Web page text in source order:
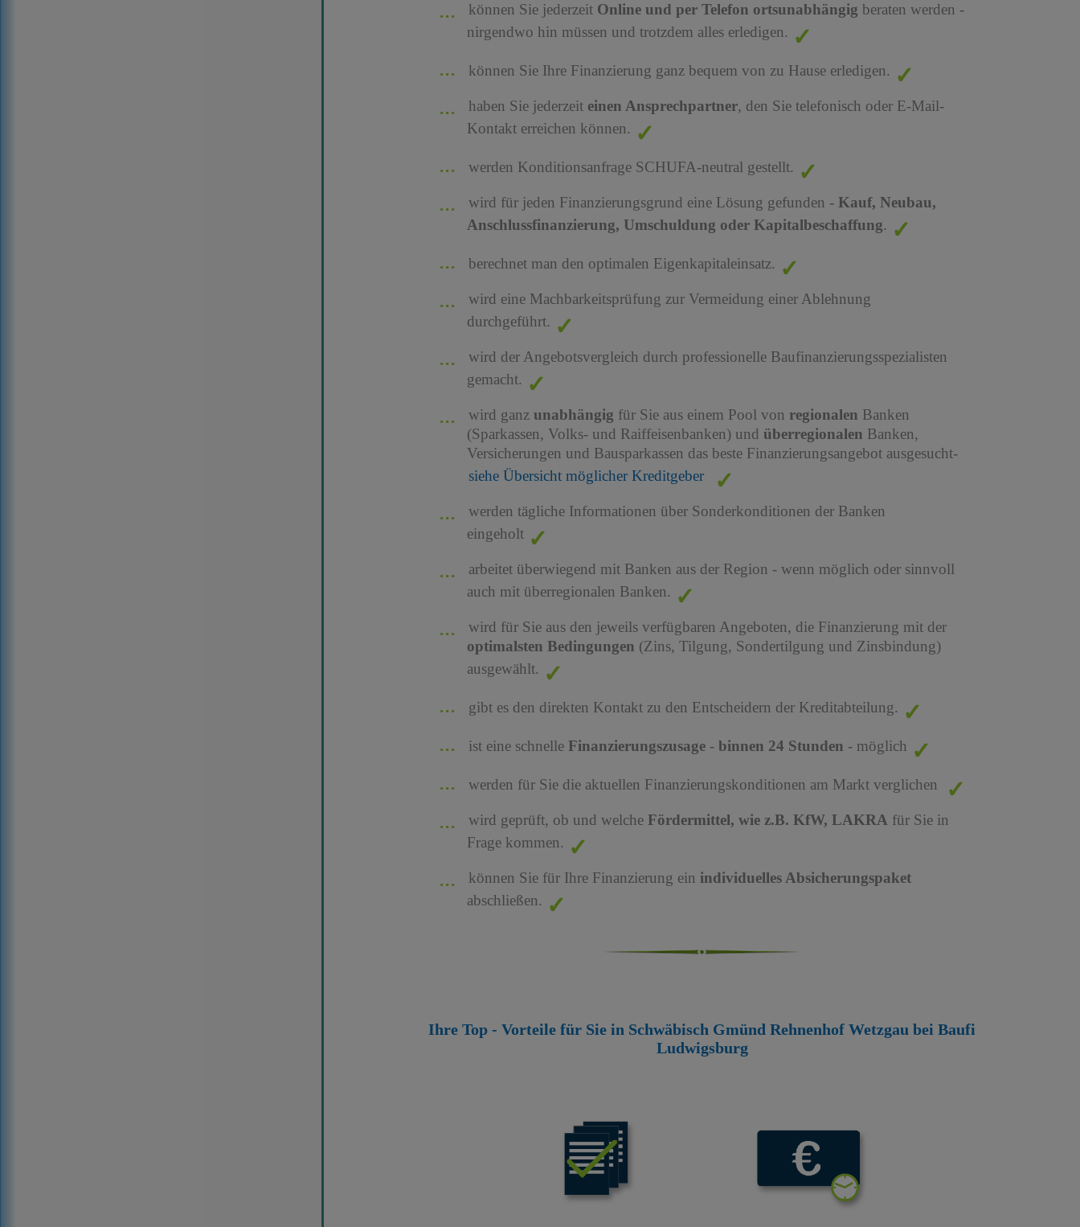
können Sie jederzeit Online und per Telefon ortsunabhängig beraten werden -
nirgendwo hin müssen und trotzdem alles erledigen.
können Sie Ihre Finanzierung ganz bequem von zu Hause erledigen.
haben Sie jederzeit einen Ansprechpartner, den Sie telefonisch oder E-Mail-
Kontakt erreichen können.
werden Konditionsanfrage SCHUFA-neutral gestellt.
wird für jeden Finanzierungsgrund eine Lösung gefunden - Kauf, Neubau,
Anschlussfinanzierung, Umschuldung oder Kapitalbeschaffung.
berechnet man den optimalen Eigenkapitaleinsatz.
wird eine Machbarkeitsprüfung zur Vermeidung einer Ablehnung
durchgeführt.
wird der Angebotsvergleich durch professionelle Baufinanzierungsspezialisten
gemacht.
wird ganz unabhängig für Sie aus einem Pool von regionalen Banken
(Sparkassen, Volks- und Raiffeisenbanken) und überregionalen Banken,
Versicherungen und Bausparkassen das beste Finanzierungsangebot ausgesucht-
siehe Übersicht möglicher Kreditgeber
werden tägliche Informationen über Sonderkonditionen der Banken
eingeholt
arbeitet überwiegend mit Banken aus der Region - wenn möglich oder sinnvoll
auch mit überregionalen Banken.
wird für Sie aus den jeweils verfügbaren Angeboten, die Finanzierung mit der
optimalsten Bedingungen (Zins, Tilgung, Sondertilgung und Zinsbindung)
ausgewählt.
gibt es den direkten Kontakt zu den Entscheidern der Kreditabteilung.
ist eine schnelle Finanzierungszusage- binnen 24 Stunden - möglich
werden für Sie die aktuellen Finanzierungskonditionen am Markt verglichen
wird geprüft, ob und welche Fördermittel, wie z.B. KfW, LAKRA für Sie in
Frage kommen.
können Sie für Ihre Finanzierung ein individuelles Absicherungspaket
abschließen.
Ihre Top - Vorteile für Sie in Schwäbisch Gmünd Rehnenhof Wetzgau bei Baufi
Ludwigsburg